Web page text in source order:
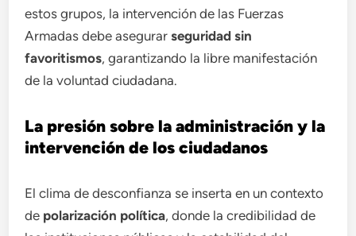
estos grupos, la intervención de las Fuerzas
Armadas debe asegurarseguridad sin
favoritismos, garantizando la libre manifestación
de la voluntad ciudadana.
La presión sobre la administración y la
intervención de los ciudadanos
El clima de desconfianza se inserta en un contexto
de polarización política, donde la credibilidad de